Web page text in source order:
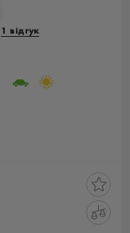
1 відгук